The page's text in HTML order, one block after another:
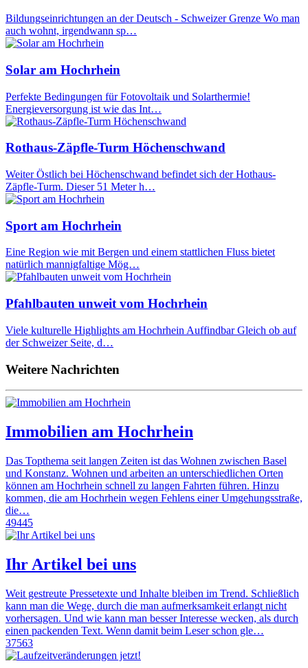
Bildungseinrichtungen an der Deutsch - Schweizer Grenze Wo man
auch wohnt, irgendwann sp…
Solar am Hochrhein
Perfekte Bedingungen für Fotovoltaik und Solarthermie!
Energieversorgung ist wie das Int…
Rothaus-Zäpfle-Turm Höchenschwand
Weiter Östlich bei Höchenschwand befindet sich der Hothaus-
Zäpfle-Turm. Dieser 51 Meter h…
Sport am Hochrhein
Eine Region wie mit Bergen und einem stattlichen Fluss bietet
natürlich mannigfaltige Mög…
Pfahlbauten unweit vom Hochrhein
Viele kulturelle Highlights am Hochrhein Auffindbar Gleich ob auf
der Schweizer Seite, d…
Weitere Nachrichten
Immobilien am Hochrhein
Das Topthema seit langen Zeiten ist das Wohnen zwischen Basel
und Konstanz. Wohnen und arbeiten an unterschiedlichen Orten
können am Hochrhein schnell zu langen Fahrten führen. Hinzu
kommen, die am Hochrhein wegen Fehlens einer Umgehungsstraße,
die…
49445
Ihr Artikel bei uns
Weit gestreute Pressetexte und Inhalte bleiben im Trend. Schließlich
kann man die Wege, durch die man aufmerksamkeit erlangt nicht
vorhersagen. Und wie kann man besser Interesse wecken, als durch
einen packenden Text. Wenn damit beim Leser schon gle…
37563